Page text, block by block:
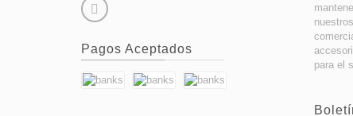
Pagos Aceptados
para el